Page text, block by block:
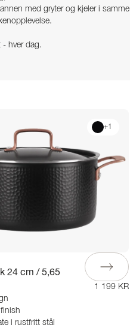
med gryter og kjeler i samme
- hver dag.
+1
24 cm / 5,65
i rustfritt stål
1 199 KR